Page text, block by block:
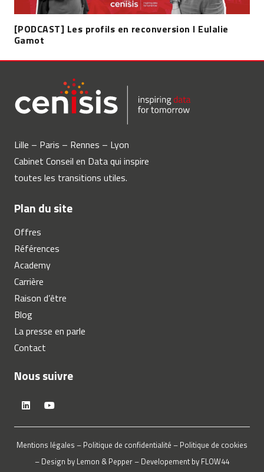
[PODCAST] Les profils en reconversion l Eulalie
Gamot
Lille – Paris – Rennes – Lyon
Cabinet Conseil en Data qui inspire
toutes les transitions utiles.
Plan du site
Offres
Références
Academy
Carrière
Raison d’être
Blog
La presse en parle
Contact
Nous suivre
Mentions légales – Politique de confidentialité – Politique de cookies
– Design by Lemon & Pepper – Developement by FLOW44